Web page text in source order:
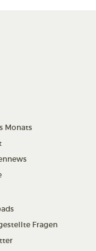
Monats
Fragen